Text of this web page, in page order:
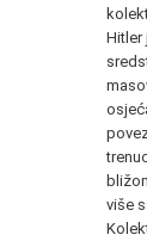
Hitler
više